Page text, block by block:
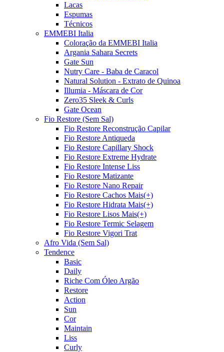
Lacas
Espumas
Técnicos
EMMEBI Italia
Coloração da EMMEBI Italia
Argania Sahara Secrets
Gate Sun
Nutry Care - Baba de Caracol
Natural Solution - Extrato de Quinoa
Illumia - Máscara de Cor
Zero35 Sleek & Curls
Gate Ocean
Fio Restore (Sem Sal)
Fio Restore Reconstrução Capilar
Fio Restore Antiqueda
Fio Restore Capillary Shock
Fio Restore Extreme Hydrate
Fio Restore Intense Liss
Fio Restore Matizante
Fio Restore Nano Repair
Fio Restore Cachos Mais(+)
Fio Restore Hidrata Mais(+)
Fio Restore Lisos Mais(+)
Fio Restore Termic Selagem
Fio Restore Vigori Trat
Afro Vida (Sem Sal)
Tendence
Basic
Daily
Riche Com Óleo Argão
Restore
Action
Sun
Cor
Maintain
Liss
Curly